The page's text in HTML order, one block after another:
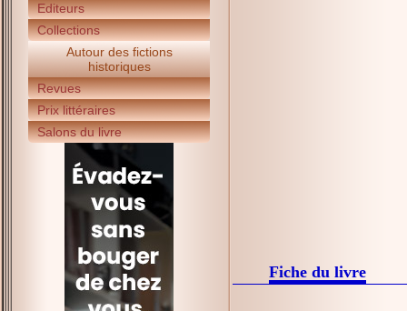
Editeurs
Collections
Autour des fictions
historiques
Revues
Prix littéraires
Salons du livre
Fiche du livre